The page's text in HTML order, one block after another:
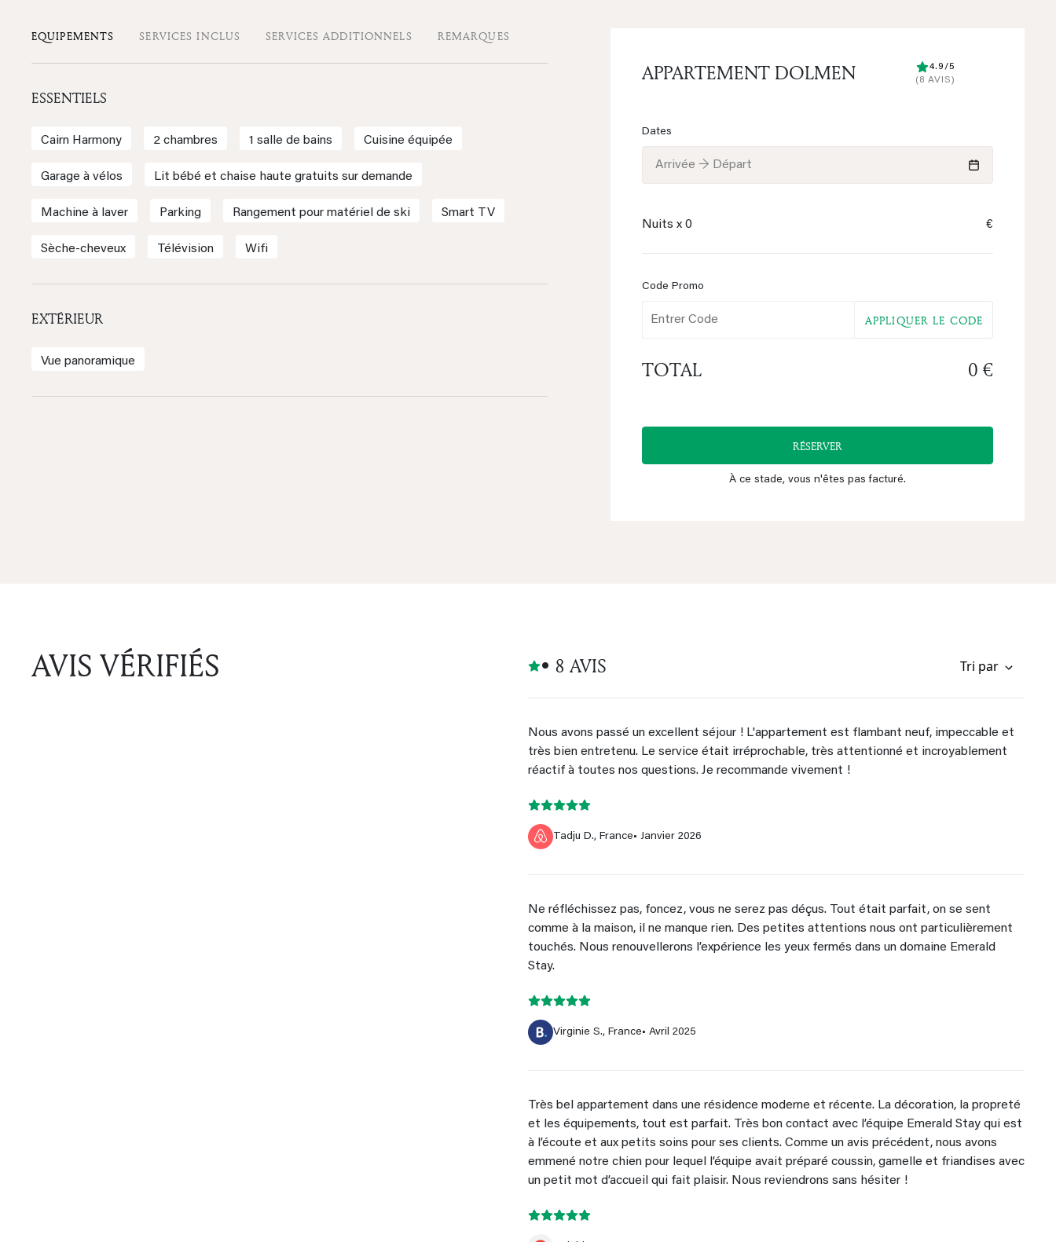
EQUIPEMENTS SERVICES INCLUS SERVICES ADDITIONNELS REMARQUES
ESSENTIELS
Cairn Harmony 2 chambres 1 salle de bains Cuisine équipée
Garage à vélos Lit bébé et chaise haute gratuits sur demande
Machine à laver Parking Rangement pour matériel de ski Smart TV
Sèche-cheveux Télévision Wifi
EXTÉRIEUR
Vue panoramique
APPARTEMENT DOLMEN
4.9/5
(8 AVIS)
Dates
Arrivée → Départ
Nuits x0 €
Code Promo
APPLIQUER LE CODE
TOTAL 0 €
RÉSERVER
À ce stade, vous n'êtes pas facturé.
AVIS VÉRIFIÉS • 8 AVIS Tri par
Nous avons passé un excellent séjour ! L'appartement est flambant neuf, impeccable et
très bien entretenu. Le service était irréprochable, très attentionné et incroyablement
réactif à toutes nos questions. Je recommande vivement !
Tadju D., France• Janvier 2026
Ne réfléchissez pas, foncez, vous ne serez pas déçus. Tout était parfait, on se sent
comme à la maison, il ne manque rien. Des petites attentions nous ont particulièrement
touchés. Nous renouvellerons l’expérience les yeux fermés dans un domaine Emerald
Stay.
Virginie S., France• Avril 2025
Très bel appartement dans une résidence moderne et récente. La décoration, la propreté
et les équipements, tout est parfait. Très bon contact avec l’équipe Emerald Stay qui est
à l’écoute et aux petits soins pour ses clients. Comme un avis précédent, nous avons
emmené notre chien pour lequel l’équipe avait préparé coussin, gamelle et friandises avec
un petit mot d’accueil qui fait plaisir. Nous reviendrons sans hésiter !
2 2